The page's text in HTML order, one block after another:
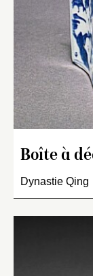
Boîte à
Dynastie Qing